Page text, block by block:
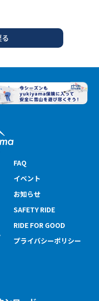
FAQ
イベント
お知らせ
SAFETY RIDE
RIDE FOR GOOD
プライバシーポリシー